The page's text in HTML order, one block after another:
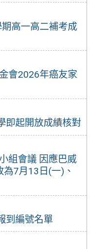
高一高二補考成
會2026年癌友家
即起開放成績核對
組會議 因應巴威
7月13日(一)、
到編號名單